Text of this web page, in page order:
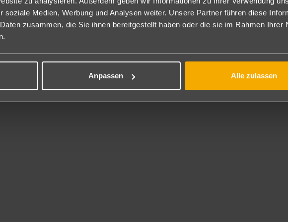
soziale Medien, Werbung und Analysen weiter. Unsere Partner führen diese
zusammen, die Sie ihnen bereitgestellt haben oder die sie im Rahmen Ihrer
Anpassen Alle zulassen
genommen werden können. Gegen Aufpreis auch mit Ocean View (seitl.
In der Karibik sind die meisten Zimmer mit zwei Queensize-Betten ausgestattet
+ 1/2 Kinder/3 Erwachsene werden keine zusätzlichen Betten ins Zimmer
in Buffetform, tagsüber und abends mit Tischwein. A la carte nach